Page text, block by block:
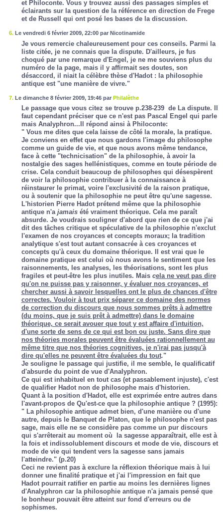
et Philoconte. Vous y trouvez aussi des passages simples et
éclairants sur la question de la référence en direction de Frege
et de Russell qui ont posé les bases de la discussion.
6. Le vendredi 6 février 2009, 22:00 par Nicotinamide
Je vous remercie chaleureusement pour ces conseils. Parmi la
liste citée, je ne connais que la dispute. D'ailleurs, je fus
choqué par une remarque d'Engel, je ne me souviens plus du
numéro de la page, mais il y affirmait ses doutes, son
désaccord, il niait la célèbre thèse d'Hadot : la philosophie
antique est "une manière de vivre."
7. Le dimanche 8 février 2009, 19:46 par Philalèthe
Le passage que vous citez se trouve p.238-239 de La dispute.
faut cependant préciser que ce n'est pas Pascal Engel qui parle
mais Analyphron...Il répond ainsi à Philoconte:
" Vous me dites que cela laisse de côté la morale, la pratique.
Je conviens en effet que nous gardons l'image du philosophe
comme un guide de vie, et que nous avons même tendance,
face à cette "technicisation" de la philosophie, à avoir la
nostalgie des sages hellénistiques, comme en toute période de
crise. Cela conduit beaucoup de philosophes qui désespèrent
de voir la philosophie contribuer à la connaissance à
réinstaurer le primat, voire l'exclusivité de la raison pratique,
ou à soutenir que la philosophie ne peut être qu'une sagesse.
L'historien Pierre Hadot prétend même que la philosophie
antique n'a jamaisété vraiment théorique. Cela me paraît
absurde. Je voudrais souligner d'abord que rien de ce que j'ai
dit des tâches critique et spéculative de la philosophie n'exclut
l'examen de nos croyances et concepts moraux; la tradition
analytique s'est tout autant consacrée à ces croyances et
concepts qu'à ceux du domaine théorique. Il est vrai que le
domaine pratique est celui où nous avons le sentiment que les
raisonnements, les analyses, les théorisations, sont les plus
fragiles et peut-être les plus inutiles. Mais cela ne veut pas dire
qu'on ne puisse pas y raisonner, y évaluer nos croyances, et
chercher aussi à savoir lesquelles ont le plus de chances d'être
correctes. Vouloir à tout prix séparer ce domaine des normes
de correction du discours que nous sommes prêts à admettre
(du moins, que je suis prêt à admettre) dans le domaine
théorique, ce serait avouer que tout y est affaire d'intuition,
d'une sorte de sens de ce qui est bon ou juste. Sans dire que
nos théories morales peuvent être évaluées rationnellement au
même titre que nos théories cognitives, je n'irai pas jusqu'à
dire qu'elles ne peuvent être évaluées du tout."
Je souligne le passage qui justifie, il me semble, le qualificatif
d'absurde du point de vue d'Analyphron.
Ce qui est inhabituel en tout cas (et passablement injuste), c'est
de qualifier Hadot non de philosophe mais d'historien.
Quant à la position d'Hadot, elle est exprimée entre autres dans
l'avant-propos de Qu'est-ce que la philosophie antique ? (1995):
" La philosophie antique admet bien, d'une manière ou d'une
autre, depuis le Banquetde Platon, que le philosophe n'est pas
sage, mais elle ne se considère pas comme un pur discours
qui s'arrêterait au moment où la sagesse apparaîtrait, elle est à
la fois et indissolublement discours et mode de vie, discours et
mode de vie qui tendent vers la sagesse sans jamais
l'atteindre." (p.20)
Ceci ne revient pas à exclure la réflexion théorique mais à lui
donner une finalité pratique et j'ai l'impression en fait que
Hadot pourrait ratifier en partie au moins les dernières lignes
d'Analyphron car la philosophie antique n'a jamais pensé que
le bonheur pouvait être atteint sur fond d'erreurs ou de
sophismes.